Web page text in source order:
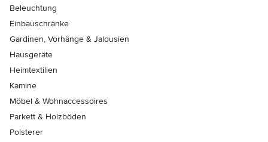
Beleuchtung
Einbauschränke
Gardinen, Vorhänge & Jalousien
Hausgeräte
Heimtextilien
Kamine
Möbel & Wohnaccessoires
Parkett & Holzböden
Polsterer